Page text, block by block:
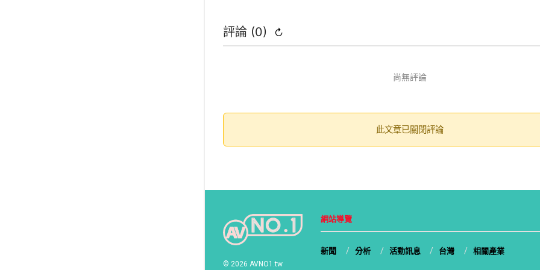
評論 (0) ↻
尚無評論
此文章已關閉評論
© 2026 AVNO1.tw
網站導覽
新聞 分析 活動訊息 台灣 相關產業